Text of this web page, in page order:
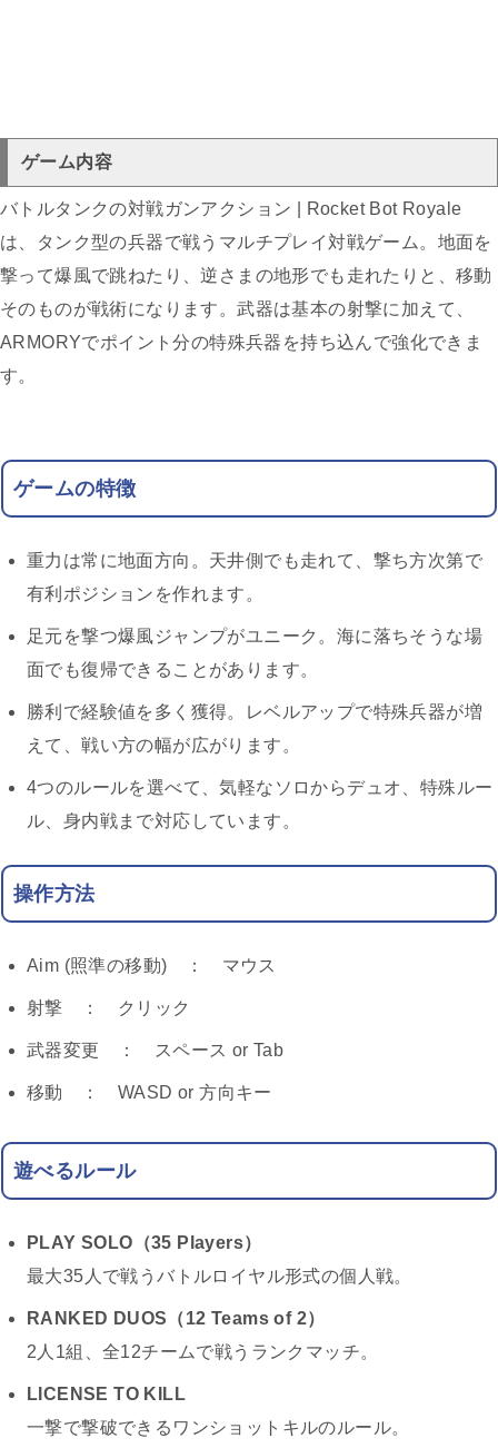
ゲーム内容
バトルタンクの対戦ガンアクション | Rocket Bot Royale
は、タンク型の兵器で戦うマルチプレイ対戦ゲーム。地面を
撃って爆風で跳ねたり、逆さまの地形でも走れたりと、移動
そのものが戦術になります。武器は基本の射撃に加えて、
ARMORYでポイント分の特殊兵器を持ち込んで強化できま
す。
ゲームの特徴
重力は常に地面方向。天井側でも走れて、撃ち方次第で
有利ポジションを作れます。
足元を撃つ爆風ジャンプがユニーク。海に落ちそうな場
面でも復帰できることがあります。
勝利で経験値を多く獲得。レベルアップで特殊兵器が増
えて、戦い方の幅が広がります。
4つのルールを選べて、気軽なソロからデュオ、特殊ルー
ル、身内戦まで対応しています。
操作方法
Aim (照準の移動) ： マウス
射撃 ： クリック
武器変更 ： スペース or Tab
移動 ： WASD or 方向キー
遊べるルール
PLAY SOLO（35 Players）
最大35人で戦うバトルロイヤル形式の個人戦。
RANKED DUOS（12 Teams of 2）
2人1組、全12チームで戦うランクマッチ。
LICENSE TO KILL
一撃で撃破できるワンショットキルのルール。